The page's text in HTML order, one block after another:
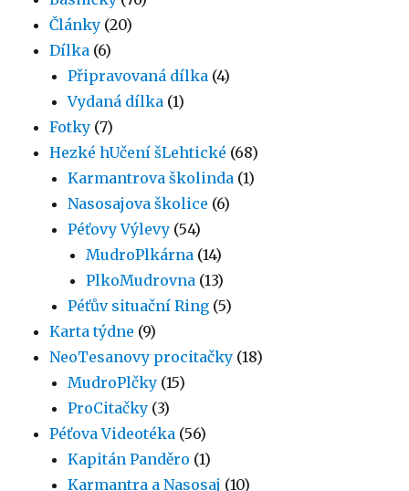
Články (20)
Dílka (6)
Připravovaná dílka (4)
Vydaná dílka (1)
Fotky (7)
Hezké hUčení šLehtické (68)
Karmantrova školinda (1)
Nasosajova školice (6)
Péťovy Výlevy (54)
MudroPlkárna (14)
PlkoMudrovna (13)
Péťův situační Ring (5)
Karta týdne (9)
NeoTesanovy procitačky (18)
MudroPlčky (15)
ProCitačky (3)
Péťova Videotéka (56)
Kapitán Panděro (1)
Karmantra a Nasosaj (10)